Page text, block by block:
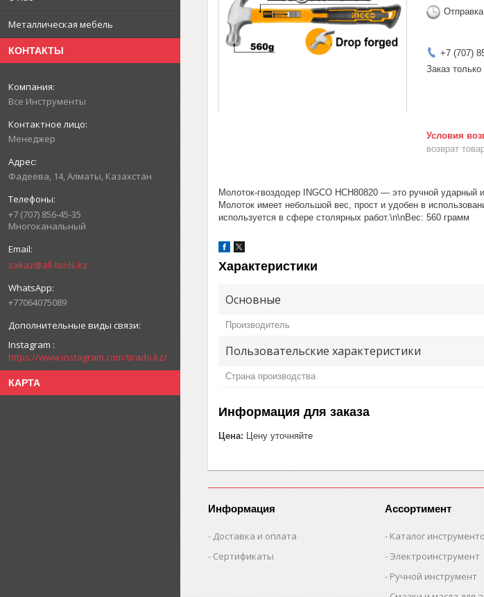
Металлическая мебель
КОНТАКТЫ
Все Инструменты
Менеджер
Фадеева, 14, Алматы, Казахстан
+7 (707) 856-45-35
Многоканальный
zakaz@all-tools.kz
+77064075089
Instagram
https://www.instagram.com/tirado.kz/
КАРТА
+7 (707)
Заказ
возврат
Молоток-гвоздодер INGCO HCH80820 — это ручной
Молоток имеет небольшой вес, прост и удобен в
используется в сфере столярных работ.\n\nВес: 560 грамм
Характеристики
Основные
Производитель
Пользовательские характеристики
Страна производства
Информация для заказа
Цена: Цену уточняйте
Информация
Доставка и оплата
Сертификаты
Ассортимент
Каталог
Электроинструмент
Ручной инструмент